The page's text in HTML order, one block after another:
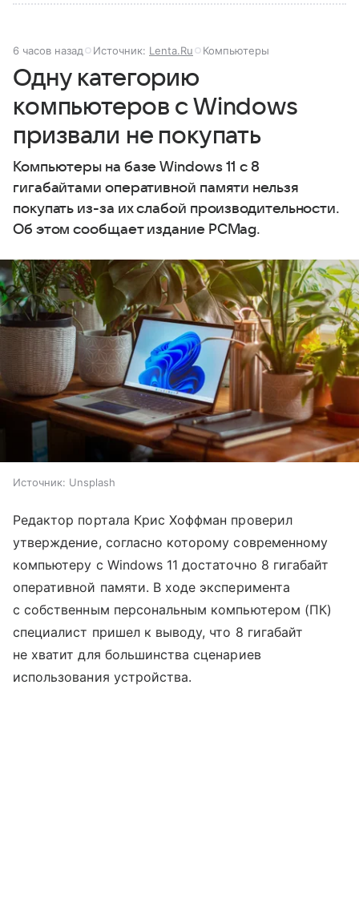
6 часов назад Источник: Lenta.Ru Компьютеры
Одну категорию
компьютеров с Windows
призвали не покупать
Компьютеры на базе Windows 11 c 8
гигабайтами оперативной памяти нельзя
покупать из-за их слабой производительности.
Об этом сообщает издание PCMag.
Источник: Unsplash
Редактор портала Крис Хоффман проверил
утверждение, согласно которому современному
компьютеру с Windows 11 достаточно 8 гигабайт
оперативной памяти. В ходе эксперимента
с собственным персональным компьютером (ПК)
специалист пришел к выводу, что 8 гигабайт
не хватит для большинства сценариев
использования устройства.